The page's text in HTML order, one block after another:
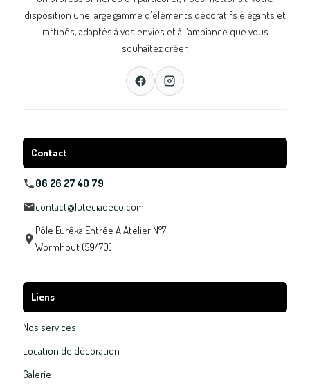
disposition une large gamme d'éléments décoratifs élégants et
raffinés, adaptés à vos envies et à l'ambiance que vous
souhaitez créer.
Contact
06 26 27 40 79
contact@luteciadeco.com
Pôle Eurêka Entrée A Atelier N°7
Wormhout (59470)
Liens
Nos services
Location de décoration
Galerie